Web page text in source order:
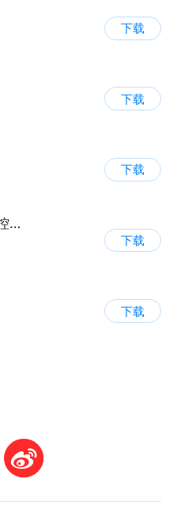
下载
下载
下载
万能手机空调遥控器yq
下载
下载